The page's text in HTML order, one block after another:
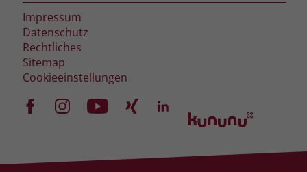
Impressum
Datenschutz
Rechtliches
Sitemap
Cookieeinstellungen